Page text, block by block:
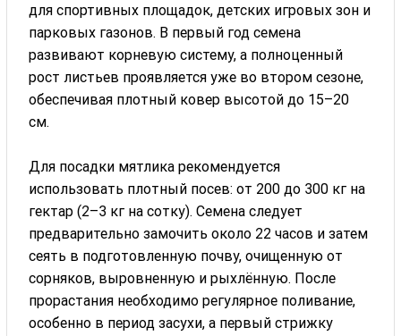
для спортивных площадок, детских игровых зон и
парковых газонов. В первый год семена
развивают корневую систему, а полноценный
рост листьев проявляется уже во втором сезоне,
обеспечивая плотный ковер высотой до 15–20
см.
Для посадки мятлика рекомендуется
использовать плотный посев: от 200 до 300 кг на
гектар (2–3 кг на сотку). Семена следует
предварительно замочить около 22 часов и затем
сеять в подготовленную почву, очищенную от
сорняков, выровненную и рыхлённую. После
прорастания необходимо регулярное поливание,
особенно в период засухи, а первый стрижку